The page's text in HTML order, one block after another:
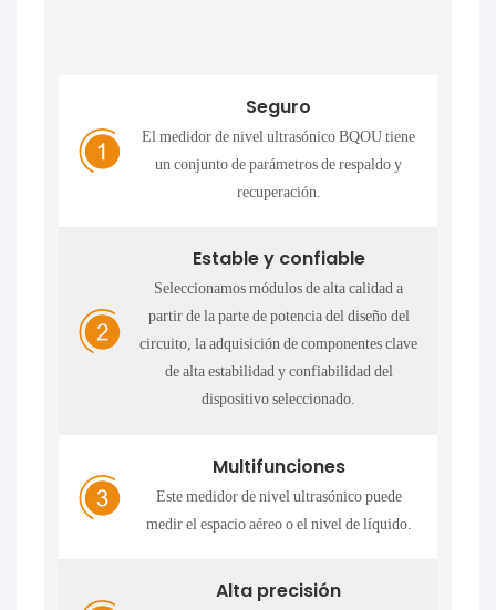
Seguro
El medidor de nivel ultrasónico BQOU tiene
un conjunto de parámetros de respaldo y
recuperación.
Estable y confiable
Seleccionamos módulos de alta calidad a
partir de la parte de potencia del diseño del
circuito, la adquisición de componentes clave
de alta estabilidad y confiabilidad del
dispositivo seleccionado.
Multifunciones
Este medidor de nivel ultrasónico puede
medir el espacio aéreo o el nivel de líquido.
Alta precisión